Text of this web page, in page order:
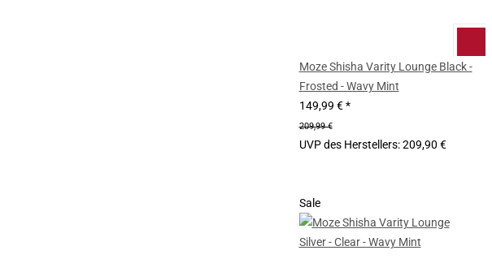
Moze Shisha Varity Lounge Black -
Frosted - Wavy Mint
149,99 €*
209,99 €
UVP des Herstellers:209,90 €
Sale